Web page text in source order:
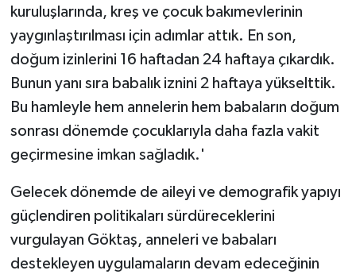
kuruluşlarında, kreş ve çocuk bakımevlerinin
yaygınlaştırılması için adımlar attık. En son,
doğum izinlerini 16 haftadan 24 haftaya çıkardık.
Bunun yanı sıra babalık iznini 2 haftaya yükselttik.
Bu hamleyle hem annelerin hem babaların doğum
sonrası dönemde çocuklarıyla daha fazla vakit
geçirmesine imkan sağladık.'
Gelecek dönemde de aileyi ve demografik yapıyı
güçlendiren politikaları sürdüreceklerini
vurgulayan Göktaş, anneleri ve babaları
destekleyen uygulamaların devam edeceğinin